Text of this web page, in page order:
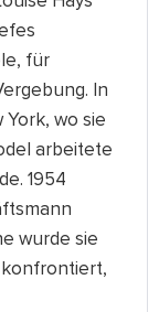
für
In
wo sie
arbeitete
1954
wurde sie